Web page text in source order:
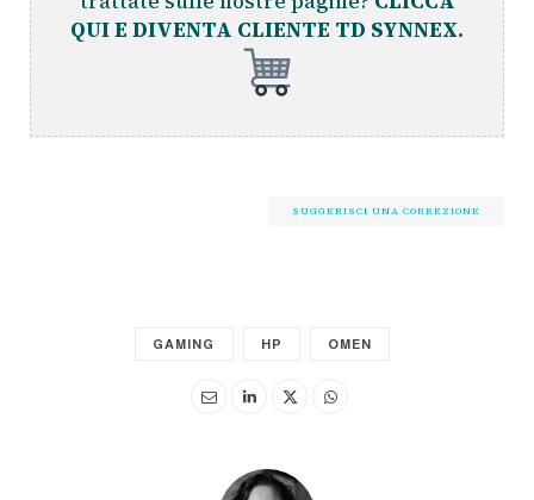
QUI E DIVENTA CLIENTE TD SYNNEX.
SUGGERISCI UNA CORREZIONE
GAMING HP OMEN